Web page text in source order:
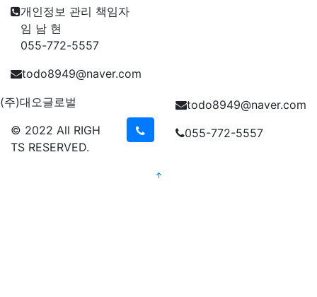
개인정보 관리 책임자
임 남 현
055-772-5557
todo8949@naver.com
(주)대오글로벌
© 2022 All RIGH
TS RESERVED.
todo8949@naver.com
055-772-5557